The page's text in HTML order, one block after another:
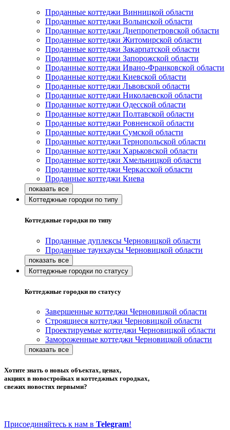
Проданные коттеджи Винницкой области
Проданные коттеджи Волынской области
Проданные коттеджи Днепропетровской области
Проданные коттеджи Житомирской области
Проданные коттеджи Закарпатской области
Проданные коттеджи Запорожской области
Проданные коттеджи Ивано-Франковской области
Проданные коттеджи Киевской области
Проданные коттеджи Львовской области
Проданные коттеджи Николаевской области
Проданные коттеджи Одесской области
Проданные коттеджи Полтавской области
Проданные коттеджи Ровненской области
Проданные коттеджи Сумской области
Проданные коттеджи Тернопольской области
Проданные коттеджи Харьковской области
Проданные коттеджи Хмельницкой области
Проданные коттеджи Черкасской области
Проданные коттеджи Киева
Коттеджные городки по типу
Коттеджные городки по типу
Проданные дуплексы Черновицкой области
Проданные таунхаусы Черновицкой области
Коттеджные городки по статусу
Коттеджные городки по статусу
Завершенные коттеджи Черновицкой области
Строящиеся коттеджи Черновицкой области
Проектируемые коттеджи Черновицкой области
Замороженные коттеджи Черновицкой области
Хотите знать о новых объектах, ценах,
акциях в новостройках и коттеджных городках,
свежих новостях первыми?
Присоединяйтесь к нам в Telegram!